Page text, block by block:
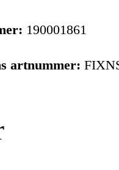
190001861
artnummer: